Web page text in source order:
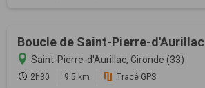
Boucle de Saint-Pierre-d'Aurillac
Saint-Pierre-d'Aurillac, Gironde (33)
2h30 9.5 km Tracé GPS